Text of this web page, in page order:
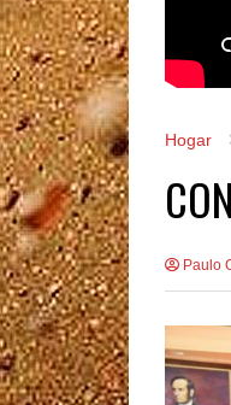
Hogar
Paulo